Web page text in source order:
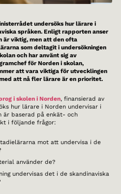
undersöks hur lärare i
språken. Enligt rapporten anser
är viktig, men att den ofta
som deltagit i undersökningen
och har använt sig av
för Norden i skolan,
att vara viktiga för utvecklingen
att nå fler lärare är en prioritet.
i skolen i Norden, finansierad av
hur lärare i Norden undervisar i
är baserad på enkät- och
i följande frågor:
mot att undervisa i de
använder de?
undervisas det i de skandinaviska